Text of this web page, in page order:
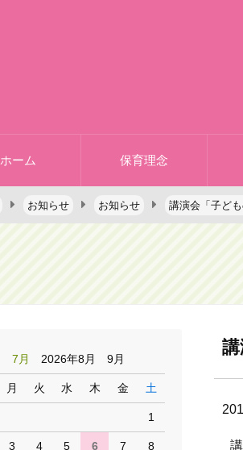
ホーム 保育理念
お知らせ お知らせ 講演会「子ど
7月 2026年8月 9月
月 火 水 木 金 土
1
3 4 5 6 7 8